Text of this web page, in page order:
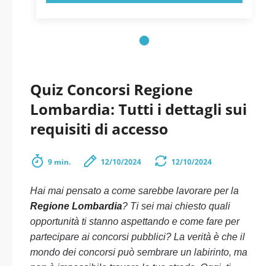
Quiz Concorsi Regione
Lombardia: Tutti i dettagli sui
requisiti di accesso
9 min. 12/10/2024 12/10/2024
Hai mai pensato a come sarebbe lavorare per la
Regione Lombardia? Ti sei mai chiesto quali
opportunità ti stanno aspettando e come fare per
partecipare ai concorsi pubblici? La verità è che il
mondo dei concorsi può sembrare un labirinto, ma